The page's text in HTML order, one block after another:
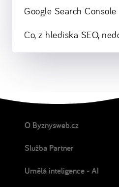
Google Search Console
Co, z hlediska SEO,
O Byznysweb.cz
Služba Partner
Umělá inteligence - AI